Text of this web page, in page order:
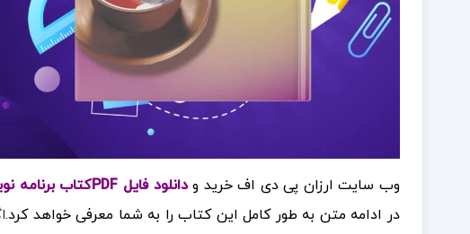
وب سایت ارزان پی دی اف خرید و دانلود فایل PDF کتاب برنامه
در ادامه متن به طور کامل این کتاب را به شما معرفی خواهد کرد.